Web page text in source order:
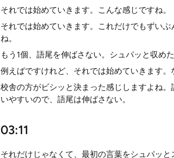
それでは始めていきます。こんな感じですね。
それでは始めていきます。これだけでもずい
ね。
もう1個、語尾を伸ばさない。シュパッと収め
例えばですけれど、それでは始めていきます。
校舎の方がビシッと決まった感じしますよね
いやすいので、語尾は伸ばさない。
03:11
それだけじゃなくて、最初の言葉をシュパッ